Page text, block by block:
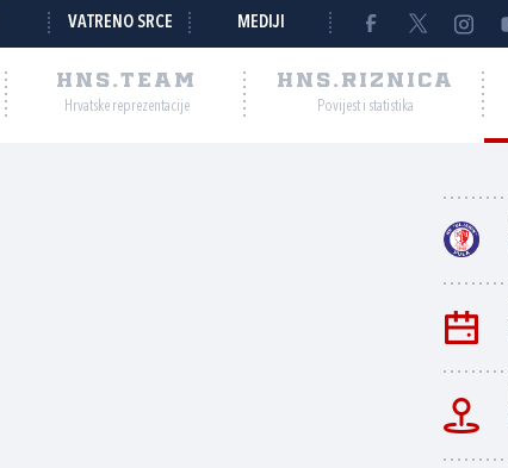
VATRENO SRCE MEDIJI
HNS.TEAM
Hrvatske reprezentacije
HNS.RIZNICA
Povijest i statistika